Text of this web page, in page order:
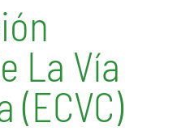
La Vía
(ECVC)